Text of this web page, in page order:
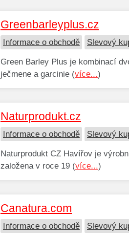
Greenbarleyplus.cz
Informace o obchodě Slevový
Green Barley Plus je kombinací
ječmene a garcinie (více...)
Naturprodukt.cz
Informace o obchodě Slevový
Naturprodukt CZ Havířov je
založena v roce 19 (více...)
Canatura.com
Informace o obchodě Slevový